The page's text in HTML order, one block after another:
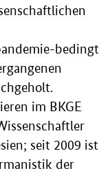
bedingt
im BKGE
seit 2009 ist
der